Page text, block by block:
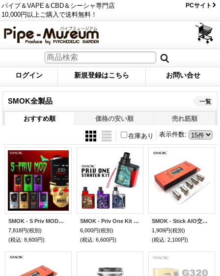
パイプ＆VAPE＆CBD＆シーシャ専門店
10,000円以上ご購入で送料無料！
PCサイト
ログイン 新規登録はこちら お問い合せ
SMOK全製品 一覧
おすすめ順 価格の安い順 売れ筋順
表示件数:
在庫あり
SMOK - S Priv MOD【温度管理機能・アップデート機能付き・電子タバコ／VAPE】
7,818円(税別)
(税込: 8,600円)
SMOK - Priv One Kit 【初心者おすすめ・電子タバコ／VAPEスターターキット】
6,000円(税別)
(税込: 6,600円)
SMOK - Stick AIO交換コイル・5個セット【Priv ONE／Stick AIO用】
1,909円(税別)
(税込: 2,100円)